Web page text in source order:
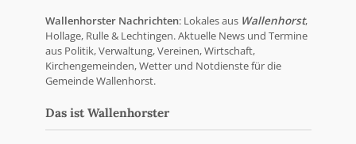
Wallenhorster Nachrichten: Lokales aus Wallenhorst,
Hollage, Rulle & Lechtingen. Aktuelle News und Termine
aus Politik, Verwaltung, Vereinen, Wirtschaft,
Kirchengemeinden, Wetter und Notdienste für die
Gemeinde Wallenhorst.
Das ist Wallenhorster